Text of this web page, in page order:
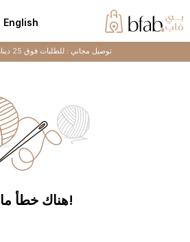
English
توصيل مجاني :للطلبات فوق 25 دينار بحريني
!هناك خطأ ما